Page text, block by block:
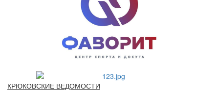
КРЮКОВСКИЕ ВЕДОМОСТИ